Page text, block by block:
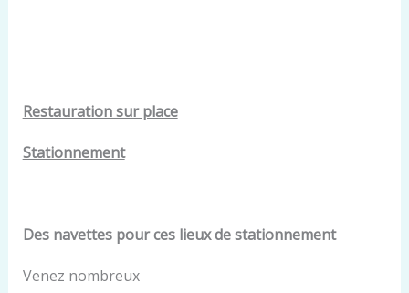
Restauration sur place
Stationnement
Des navettes pour ces lieux de stationnement
Venez nombreux